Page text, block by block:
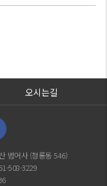
오시는길
범어사 (청룡동 546)
508-3229